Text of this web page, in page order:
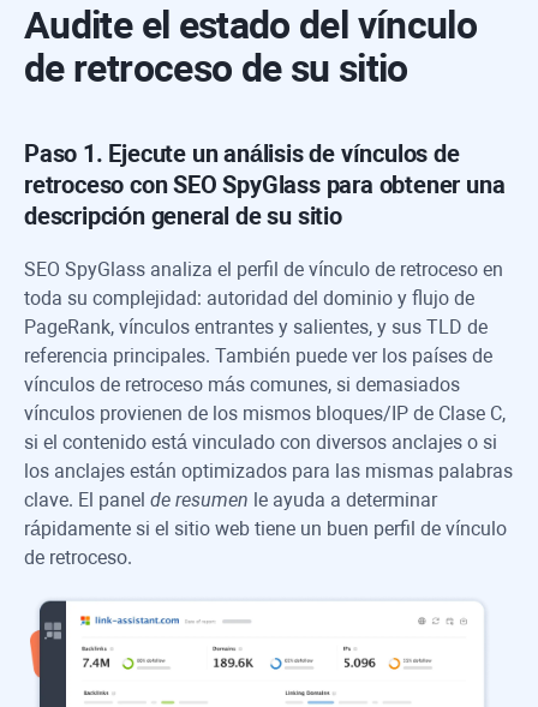
Audite el estado del vínculo
de retroceso de su sitio
Paso 1. Ejecute un análisis de vínculos de
retroceso conSEO SpyGlasspara obtener una
descripción general de su sitio
SEO SpyGlass analiza el perfil de vínculo de retroceso en
toda su complejidad: autoridad del dominio y flujo de
PageRank, vínculos entrantes y salientes, y sus TLD de
referencia principales. También puede ver los países de
vínculos de retroceso más comunes, si demasiados
vínculos provienen de los mismos bloques/IP de Clase C,
si el contenido está vinculado con diversos anclajes o si
los anclajes están optimizados para las mismas palabras
clave. El panel de resumen le ayuda a determinar
rápidamente si el sitio web tiene un buen perfil de vínculo
de retroceso.